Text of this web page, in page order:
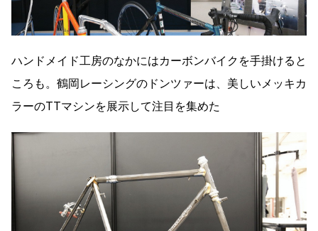
ハンドメイド工房のなかにはカーボンバイクを手掛けると
ころも。鶴岡レーシングのドンツァーは、美しいメッキカ
ラーのTTマシンを展示して注目を集めた